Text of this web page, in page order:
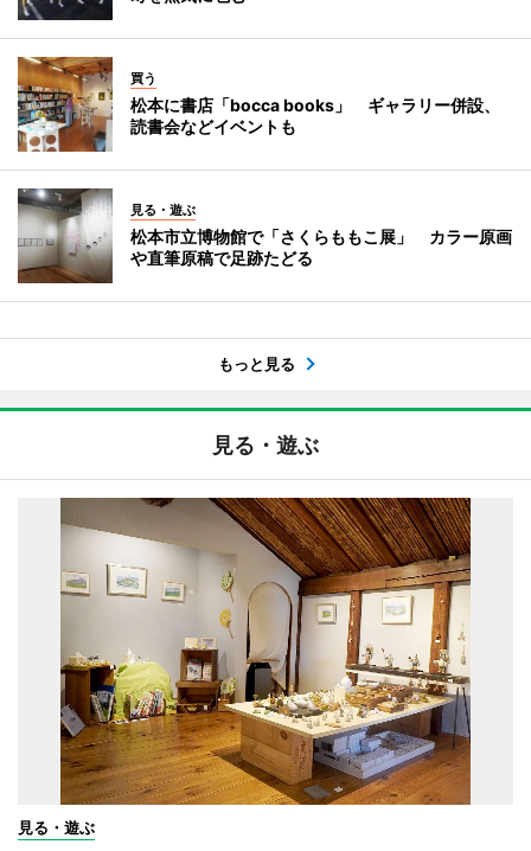
買う
松本に書店「bocca books」 ギャラリー併設、
読書会などイベントも
見る・遊ぶ
松本市立博物館で「さくらももこ展」 カラー原画
や直筆原稿で足跡たどる
もっと見る
見る・遊ぶ
見る・遊ぶ